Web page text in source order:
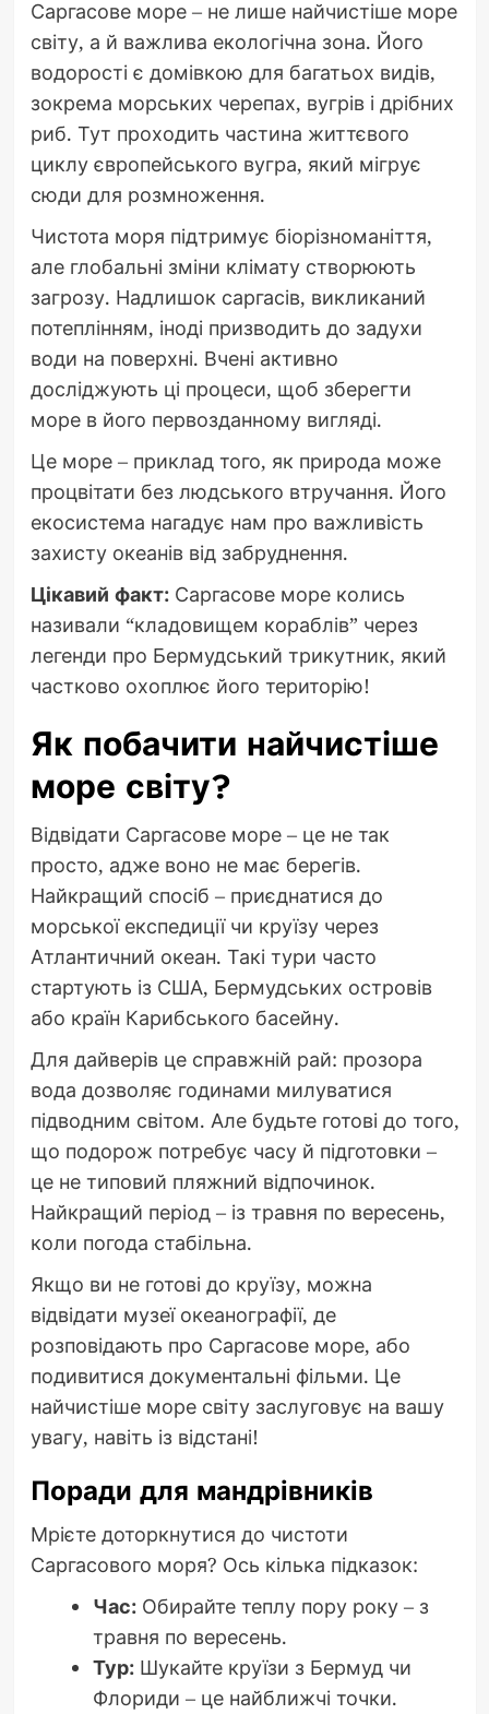
Саргасове море – не лише найчистіше море
світу, а й важлива екологічна зона. Його
водорості є домівкою для багатьох видів,
зокрема морських черепах, вугрів і дрібних
риб. Тут проходить частина життєвого
циклу європейського вугра, який мігрує
сюди для розмноження.
Чистота моря підтримує біорізноманіття,
але глобальні зміни клімату створюють
загрозу. Надлишок саргасів, викликаний
потеплінням, іноді призводить до задухи
води на поверхні. Вчені активно
досліджують ці процеси, щоб зберегти
море в його первозданному вигляді.
Це море – приклад того, як природа може
процвітати без людського втручання. Його
екосистема нагадує нам про важливість
захисту океанів від забруднення.
Цікавий факт:Саргасове море колись
називали “кладовищем кораблів” через
легенди про Бермудський трикутник, який
частково охоплює його територію!
Як побачити найчистіше
море світу?
Відвідати Саргасове море – це не так
просто, адже воно не має берегів.
Найкращий спосіб – приєднатися до
морської експедиції чи круїзу через
Атлантичний океан. Такі тури часто
стартують із США, Бермудських островів
або країн Карибського басейну.
Для дайверів це справжній рай: прозора
вода дозволяє годинами милуватися
підводним світом. Але будьте готові до того,
що подорож потребує часу й підготовки –
це не типовий пляжний відпочинок.
Найкращий період – із травня по вересень,
коли погода стабільна.
Якщо ви не готові до круїзу, можна
відвідати музеї океанографії, де
розповідають про Саргасове море, або
подивитися документальні фільми. Це
найчистіше море світу заслуговує на вашу
увагу, навіть із відстані!
Поради для мандрівників
Мрієте доторкнутися до чистоти
Саргасового моря? Ось кілька підказок:
Час:Обирайте теплу пору року – з
травня по вересень.
Тур:Шукайте круїзи з Бермуд чи
Флориди – це найближчі точки.